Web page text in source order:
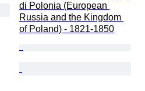
di Polonia (European
Russia and the Kingdom
of Poland) - 1821-1850